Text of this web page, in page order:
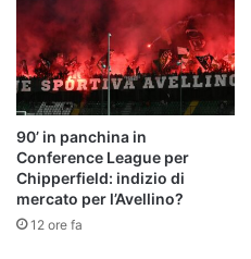
90’ in panchina in
Conference League per
Chipperfield: indizio di
mercato per l’Avellino?
12 ore fa